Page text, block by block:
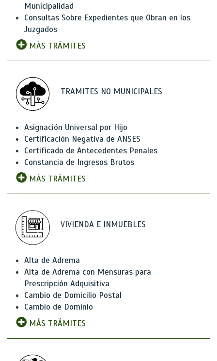
Municipalidad
Consultas Sobre Expedientes que Obran en los
Juzgados
MÁS TRÁMITES
TRAMITES NO MUNICIPALES
Asignación Universal por Hijo
Certificación Negativa de ANSES
Certificado de Antecedentes Penales
Constancia de Ingresos Brutos
MÁS TRÁMITES
VIVIENDA E INMUEBLES
Alta de Adrema
Alta de Adrema con Mensuras para
Prescripción Adquisitiva
Cambio de Domicilio Postal
Cambio de Dominio
MÁS TRÁMITES